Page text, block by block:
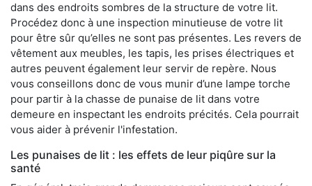
dans des endroits sombres de la structure de votre lit.
Procédez donc à une inspection minutieuse de votre lit
pour être sûr qu’elles ne sont pas présentes. Les revers de
vêtement aux meubles, les tapis, les prises électriques et
autres peuvent également leur servir de repère. Nous
vous conseillons donc de vous munir d’une lampe torche
pour partir à la chasse de punaise de lit dans votre
demeure en inspectant les endroits précités. Cela pourrait
vous aider à prévenir l'infestation.
Les punaises de lit : les effets de leur piqûre sur la
santé